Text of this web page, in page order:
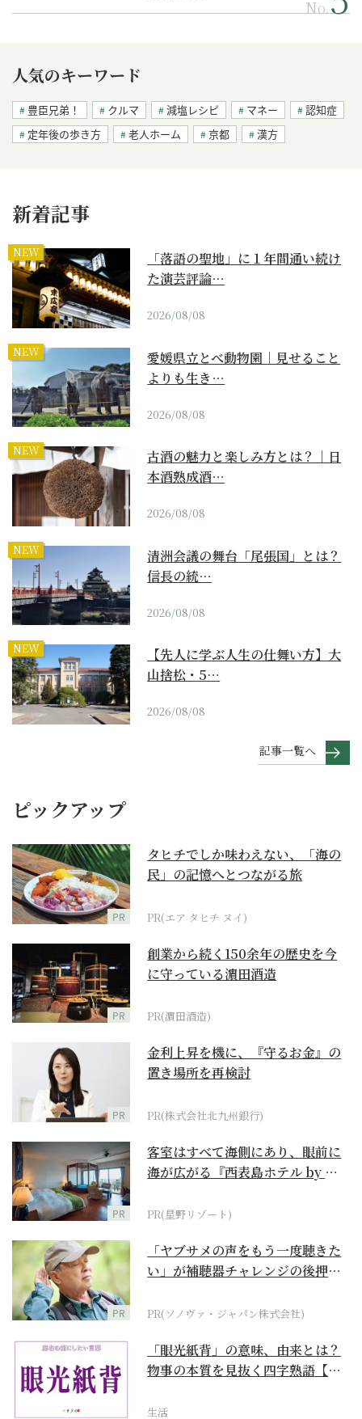
No.
人気のキーワード
豊臣兄弟！ クルマ 減塩レシピ マネー
認知症
定年後の歩き方
老人ホーム 京都 漢方
新着記事
NEW
「落語の聖地」に１年間通い続け
た演芸評論…
2026/08/08
NEW
愛媛県立とべ動物園｜見せること
よりも生き…
2026/08/08
NEW
古酒の魅力と楽しみ方とは？｜日
本酒熟成酒…
2026/08/08
NEW
清洲会議の舞台「尾張国」とは？
信長の統…
2026/08/08
NEW
【先人に学ぶ人生の仕舞い方】大
山捨松・5…
2026/08/08
記事一覧へ
ピックアップ
PR
タヒチでしか味わえない、「海の
民」の記憶へとつながる旅
PR(エア タヒチ ヌイ)
PR
創業から続く150余年の歴史を今
に守っている濵田酒造
PR(濵田酒造)
PR
金利上昇を機に、『守るお金』の
置き場所を再検討
PR(株式会社北九州銀行)
PR
客室はすべて海側にあり、眼前に
海が広がる『西表島ホテル by 星
PR(星野リゾート)
PR
「ヤブサメの声をもう一度聴きた
い」が補聴器チャレンジの後押し
PR(ソノヴァ・ジャパン株式会社)
「眼光紙背」の意味、由来とは？
物事の本質を見抜く四字熟語【座
生活